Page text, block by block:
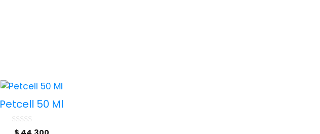
Petcell 50 Ml
0